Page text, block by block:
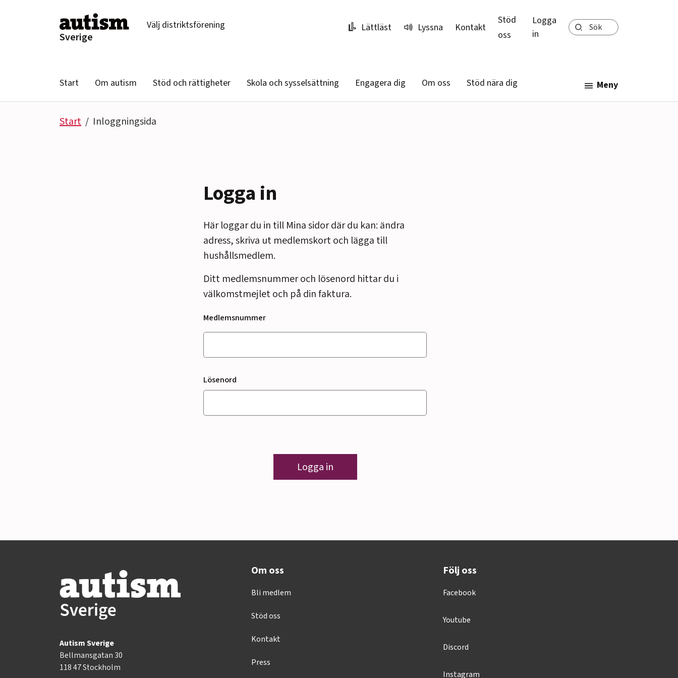
Sverige
Välj distriktsförening Lättläst Lyssna Kontakt
Stöd
oss
Logga
in
Sök
Start Om autism Stöd och rättigheter Skola och sysselsättning Engagera dig Om oss Stöd nära dig Meny
Start Inloggningsida
Logga in
Här loggar du in till Mina sidor där du kan: ändra
adress, skriva ut medlemskort och lägga till
hushållsmedlem.
Ditt medlemsnummer och lösenord hittar du i
välkomstmejlet och på din faktura.
Medlemsnummer
Lösenord
Logga in
Autism Sverige
Bellmansgatan 30
118 47 Stockholm
Om oss
Bli medlem
Stöd oss
Kontakt
Press
Följ oss
Facebook
Youtube
Discord
Instagram